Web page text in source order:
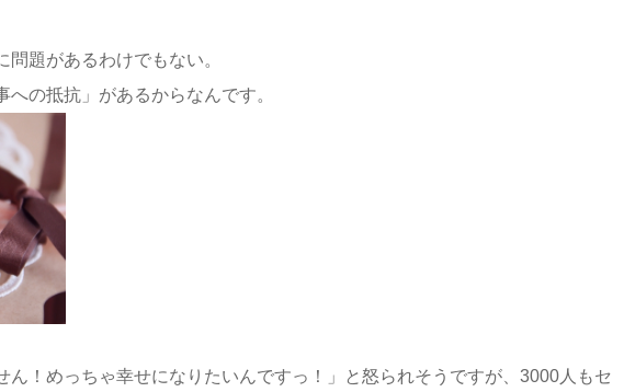
題があるわけでもない。
の抵抗」があるからなんです。
ん！めっちゃ幸せになりたいんですっ！」と怒られそうですが、3000人もセ